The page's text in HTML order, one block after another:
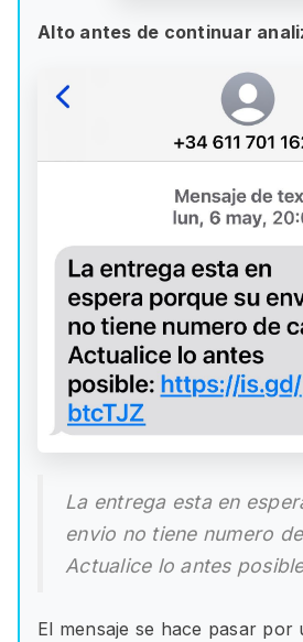
Alto antes de continuar
La entrega esta en
envio no tiene numero
Actualice lo antes
El mensaje se hace pasar por